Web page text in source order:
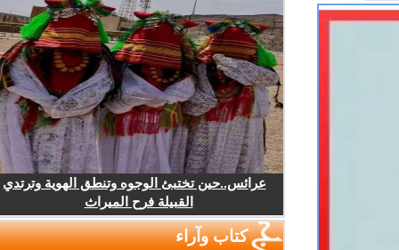
عرائس..حين تختبئ الوجوه وتنطق الهوية وترتدي
القبيلة فرح الميراث
كتاب وآراء